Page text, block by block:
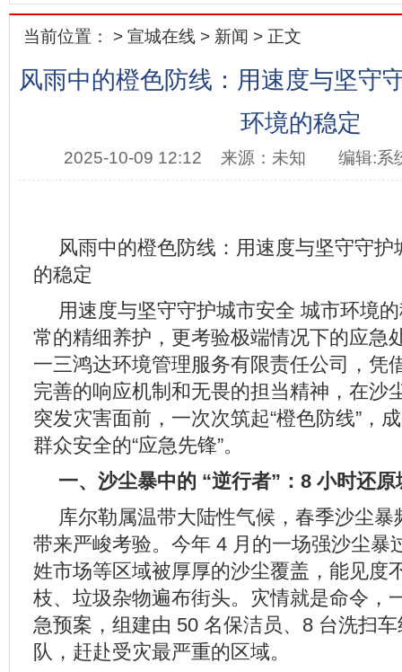
当前位置： > 宣城在线 > 新闻 > 正文
风雨中的橙色防线：用速度与坚守
环境的稳定
2025-10-09 12:12 来源：未知 编辑:系
风雨中的橙色防线：用速度与坚守守
的稳定
用速度与坚守守护城市安全 城市环境
常的精细养护，更考验极端情况下的应急
一三鸿达环境管理服务有限责任公司，凭
完善的响应机制和无畏的担当精神，在沙
突发灾害面前，一次次筑起“橙色防线”，
群众安全的“应急先锋”。
一、沙尘暴中的 “逆行者”：8 小时还原
库尔勒属温带大陆性气候，春季沙尘
带来严峻考验。今年 4 月的一场强沙尘暴
姓市场等区域被厚厚的沙尘覆盖，能见度
枝、垃圾杂物遍布街头。灾情就是命令，
急预案，组建由 50 名保洁员、8 台洗扫
队，赶赴受灾最严重的区域。